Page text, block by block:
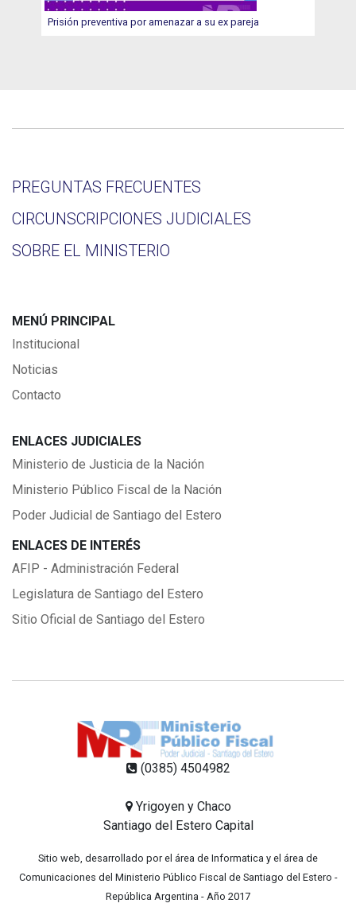
Prisión preventiva por amenazar a su ex pareja
PREGUNTAS FRECUENTES
CIRCUNSCRIPCIONES JUDICIALES
SOBRE EL MINISTERIO
MENÚ PRINCIPAL
Institucional
Noticias
Contacto
ENLACES JUDICIALES
Ministerio de Justicia de la Nación
Ministerio Público Fiscal de la Nación
Poder Judicial de Santiago del Estero
ENLACES DE INTERÉS
AFIP - Administración Federal
Legislatura de Santiago del Estero
Sitio Oficial de Santiago del Estero
(0385) 4504982
Yrigoyen y Chaco
Santiago del Estero Capital
Sitio web, desarrollado por el área de Informatica y el área de
Comunicaciones del Ministerio Público Fiscal de Santiago del Estero -
República Argentina - Año 2017